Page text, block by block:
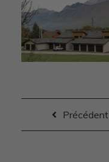
Précédent